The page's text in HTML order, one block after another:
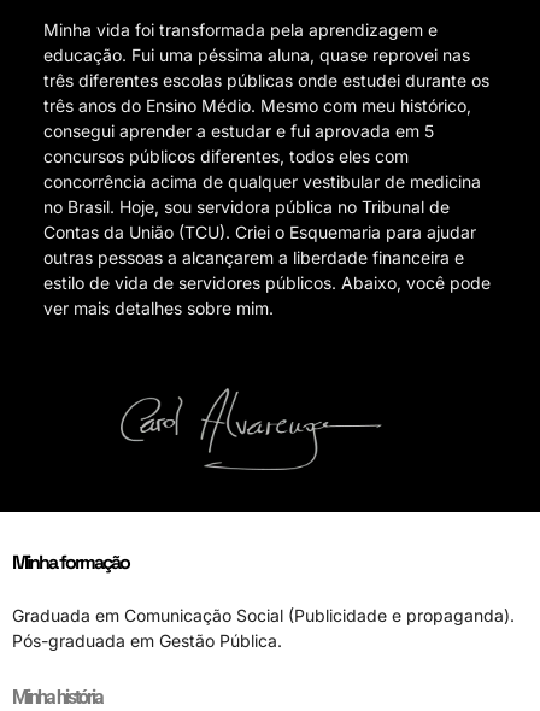
Minha vida foi transformada pela aprendizagem e
educação. Fui uma péssima aluna, quase reprovei nas
três diferentes escolas públicas onde estudei durante os
três anos do Ensino Médio. Mesmo com meu histórico,
consegui aprender a estudar e fui aprovada em 5
concursos públicos diferentes, todos eles com
concorrência acima de qualquer vestibular de medicina
no Brasil. Hoje, sou servidora pública no Tribunal de
Contas da União (TCU). Criei o Esquemaria para ajudar
outras pessoas a alcançarem a liberdade financeira e
estilo de vida de servidores públicos. Abaixo, você pode
ver mais detalhes sobre mim.
Minha formação
Graduada em Comunicação Social (Publicidade e propaganda).
Pós-graduada em Gestão Pública.
Minha história